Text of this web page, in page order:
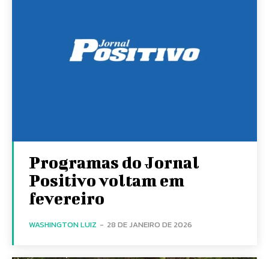
Programas do Jornal
Positivo voltam em
fevereiro
WASHINGTON LUIZ - 28 DE JANEIRO DE 2026